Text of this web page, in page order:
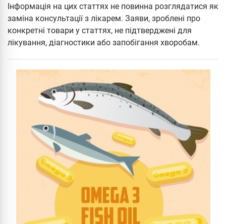
Інформація на цих статтях не повинна розглядатися як
заміна консультації з лікарем. Заяви, зроблені про
конкретні товари у статтях, не підтверджені для
лікування, діагностики або запобігання хворобам.